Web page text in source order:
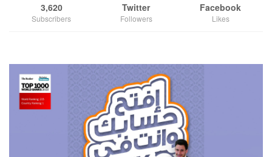
Facebook
Likes
Twitter
Followers
3,620
Subscribers